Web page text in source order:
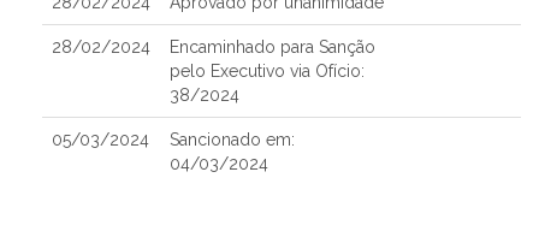
28/02/2024
Encaminhado para Sanção
pelo Executivo via Ofício:
38/2024
05/03/2024
Sancionado em:
04/03/2024